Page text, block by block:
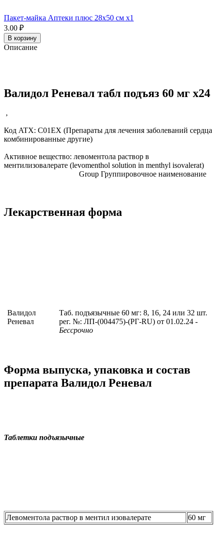
Пакет-майка Аптеки плюс 28х50 см x1
3.00 ₽
В корзину
Описание
Валидол Реневал табл подъяз 60 мг x24
,
Код ATX: C01EX (Препараты для лечения заболеваний сердца
комбинированные другие)
Активное вещество: левоментола раствор в
ментилизовалерате (levomenthol solution in menthyl isovalerat)
Group Группировочное наименование
Лекарственная форма
Валидол
Реневал
Таб. подъязычные 60 мг: 8, 16, 24 или 32 шт.
рег. №: ЛП-(004475)-(РГ-RU) от 01.02.24 -
Бессрочно
Форма выпуска, упаковка и состав
препарата Валидол Реневал
Таблетки подъязычные
Левоментола раствор в ментил изовалерате 60 мг